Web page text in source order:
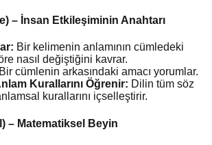
– İnsan Etkileşiminin Anahtarı
Bir kelimenin anlamının cümledeki
nasıl değiştiğini kavrar.
Bir cümlenin arkasındaki amacı yorumlar.
Kurallarını Öğrenir: Dilin tüm söz
kurallarını içselleştirir.
– Matematiksel Beyin